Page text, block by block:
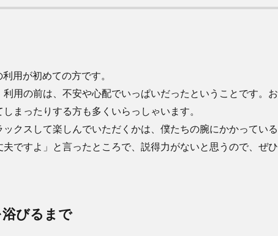
用が初めての方です。
用の前は、不安や心配でいっぱいだったということです。お
まったりする方も多くいらっしゃいます。
クスして楽しんでいただくかは、僕たちの腕にかかっている
ですよ」と言ったところで、説得力がないと思うので、ぜひ
びるまで